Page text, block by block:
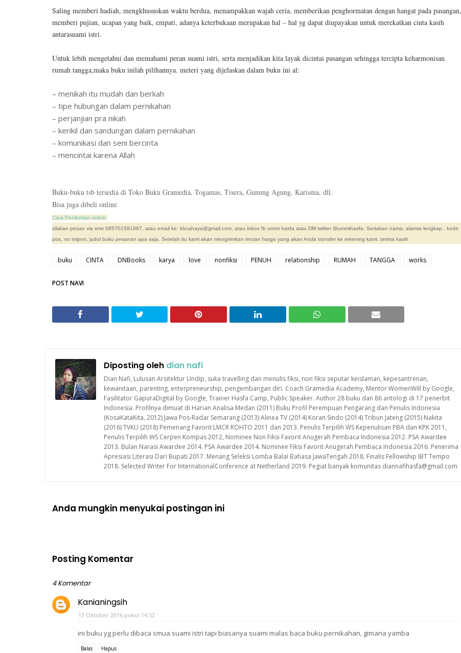
Saling memberi hadiah, mengkhususkan waktu berdua, menampakkan wajah ceria, memberikan penghormatan dengan hangat pada pasangan,
memberi pujian, ucapan yang baik, empati, adanya keterbukaan merupakan hal – hal yg dapat diupayakan untuk merekatkan cinta kasih
antarasuami istri.
Untuk lebih mengetahui dan memahami peran suami istri, serta menjadikan kita layak dicintai pasangan sehingga tercipta keharmonisan
rumah tangga,maka buku inilah pilihannya. meteri yang dijelaskan dalam buku ini al:
– menikah itu mudah dan berkah
– tipe hubungan dalam pernikahan
– perjanjian pra nikah
– kerikil dan sandungan dalam pernikahan
– komunikasi dan seni bercinta
– mencintai karena Allah
Buku-buku tsb tersedia di Toko Buku Gramedia, Togamas, Tisera, Gunung Agung, Karisma, dll.
Bisa juga dibeli online
Cara Pembelian online:
silakan pesan via sms 085701591967, atau email ke: kbcahaya@gmail.com. atau inbox fb ummi hasfa atau DM twitter @ummihasfa. Sertakan nama, alamat lengkap , kode
pos, no telpon, judul buku pesanan apa saja. Setelah itu kami akan mengirimkan rincian harga yang akan Anda transfer ke rekening kami. terima kasih
buku CINTA DNBooks karya love nonfiksi PENUH relationship RUMAH TANGGA works
POST NAVI
Diposting oleh dian nafi
Dian Nafi, Lulusan Arsitektur Undip, suka travelling dan menulis fiksi, non fiksi seputar keislaman, kepesantrenan,
kewanitaan, parenting, enterpreneurship, pengembangan diri. Coach Gramedia Academy, Mentor WomenWill by Google,
Fasilitator GapuraDigital by Google, Trainer Hasfa Camp, Public Speaker. Author 28 buku dan 86 antologi di 17 penerbit
Indonesia. Profilnya dimuat di Harian Analisa Medan (2011) Buku Profil Perempuan Pengarang dan Penulis Indonesia
(KosaKataKita, 2012) Jawa Pos-Radar Semarang (2013) Alinea TV (2014) Koran Sindo (2014) Tribun Jateng (2015) Nakita
(2016) TVKU (2018) Pemenang Favorit LMCR ROHTO 2011 dan 2013. Penulis Terpilih WS Kepenulisan PBA dan KPK 2011,
Penulis Terpilih WS Cerpen Kompas 2012, Nominee Non Fiksi Favorit Anugerah Pembaca Indonesia 2012. PSA Awardee
2013. Bulan Narasi Awardee 2014. PSA Awardee 2014. Nominee Fiksi Favorit Anugerah Pembaca Indonesia 2016. Penerima
Apresiasi Literasi Dari Bupati 2017. Menang Seleksi Lomba Balai Bahasa JawaTengah 2018. Finalis Fellowship IBT Tempo
2018. Selected Writer For InternationalConference at Netherland 2019. Pegiat banyak komunitas diannafihasfa@gmail.com
Anda mungkin menyukai postingan ini
Posting Komentar
4 Komentar
Kanianingsih
13 Oktober 2016 pukul 14.52
ini buku yg perlu dibaca smua suami istri tapi biasanya suami malas baca buku pernikahan, gimana yamba
Balas Hapus